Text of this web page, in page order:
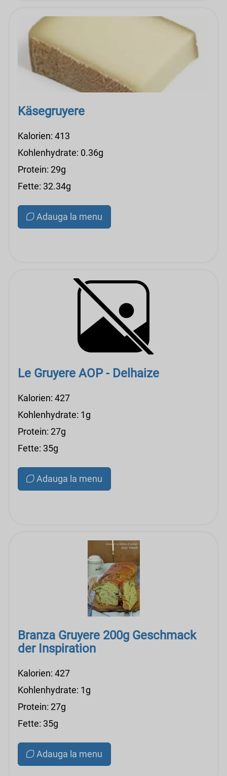
Käsegruyere
Kalorien: 413
Kohlenhydrate: 0.36g
Protein: 29g
Fette: 32.34g
Adauga la menu
Le Gruyere AOP - Delhaize
Kalorien: 427
Kohlenhydrate: 1g
Protein: 27g
Fette: 35g
Adauga la menu
Branza Gruyere 200g Geschmack
der Inspiration
Kalorien: 427
Kohlenhydrate: 1g
Protein: 27g
Fette: 35g
Adauga la menu